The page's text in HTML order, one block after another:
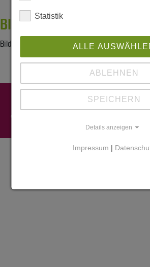
BILDERGALERIE BODETAL
Bilder folgen in Kürze.
Statistik
ALLE
ABLEHNEN
SPEICHERN
Details anzeigen
Impressum |